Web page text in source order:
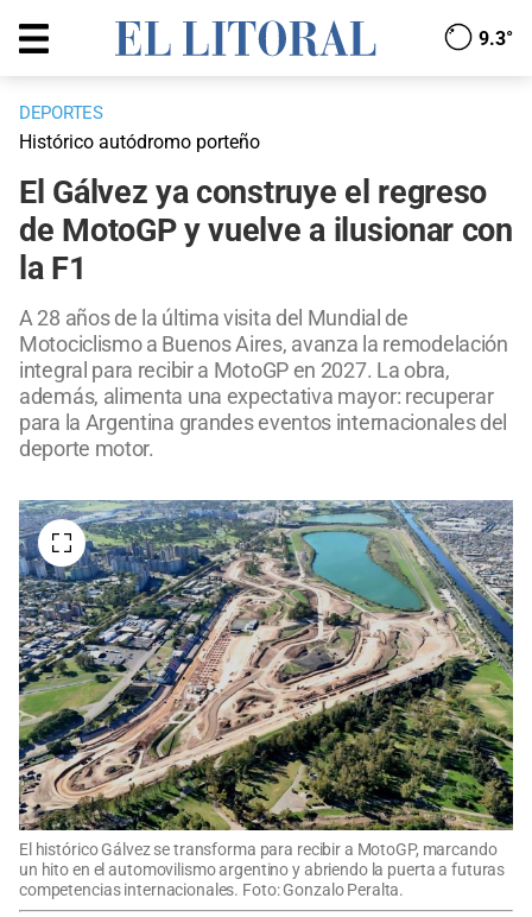
9.3°
DEPORTES
Histórico autódromo porteño
El Gálvez ya construye el regreso
de MotoGP y vuelve a ilusionar con
la F1
A 28 años de la última visita del Mundial de
Motociclismo a Buenos Aires, avanza la remodelación
integral para recibir a MotoGP en 2027. La obra,
además, alimenta una expectativa mayor: recuperar
para la Argentina grandes eventos internacionales del
deporte motor.
El histórico Gálvez se transforma para recibir a MotoGP, marcando
un hito en el automovilismo argentino y abriendo la puerta a futuras
competencias internacionales. Foto: Gonzalo Peralta.